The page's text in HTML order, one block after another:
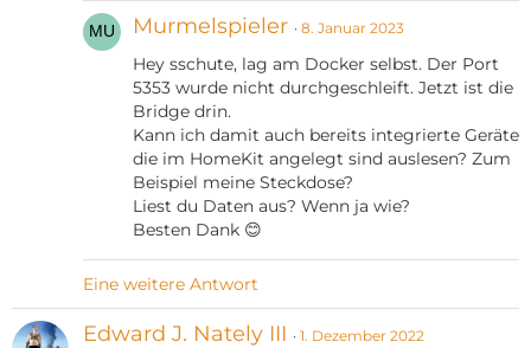
Murmelspieler 8. Januar 2023
Hey sschute, lag am Docker selbst. Der Port
5353 wurde nicht durchgeschleift. Jetzt ist die
Bridge drin.
Kann ich damit auch bereits integrierte Geräte
die im HomeKit angelegt sind auslesen? Zum
Beispiel meine Steckdose?
Liest du Daten aus? Wenn ja wie?
Besten Dank 😊
Eine weitere Antwort
Edward J. Nately III 1. Dezember 2022